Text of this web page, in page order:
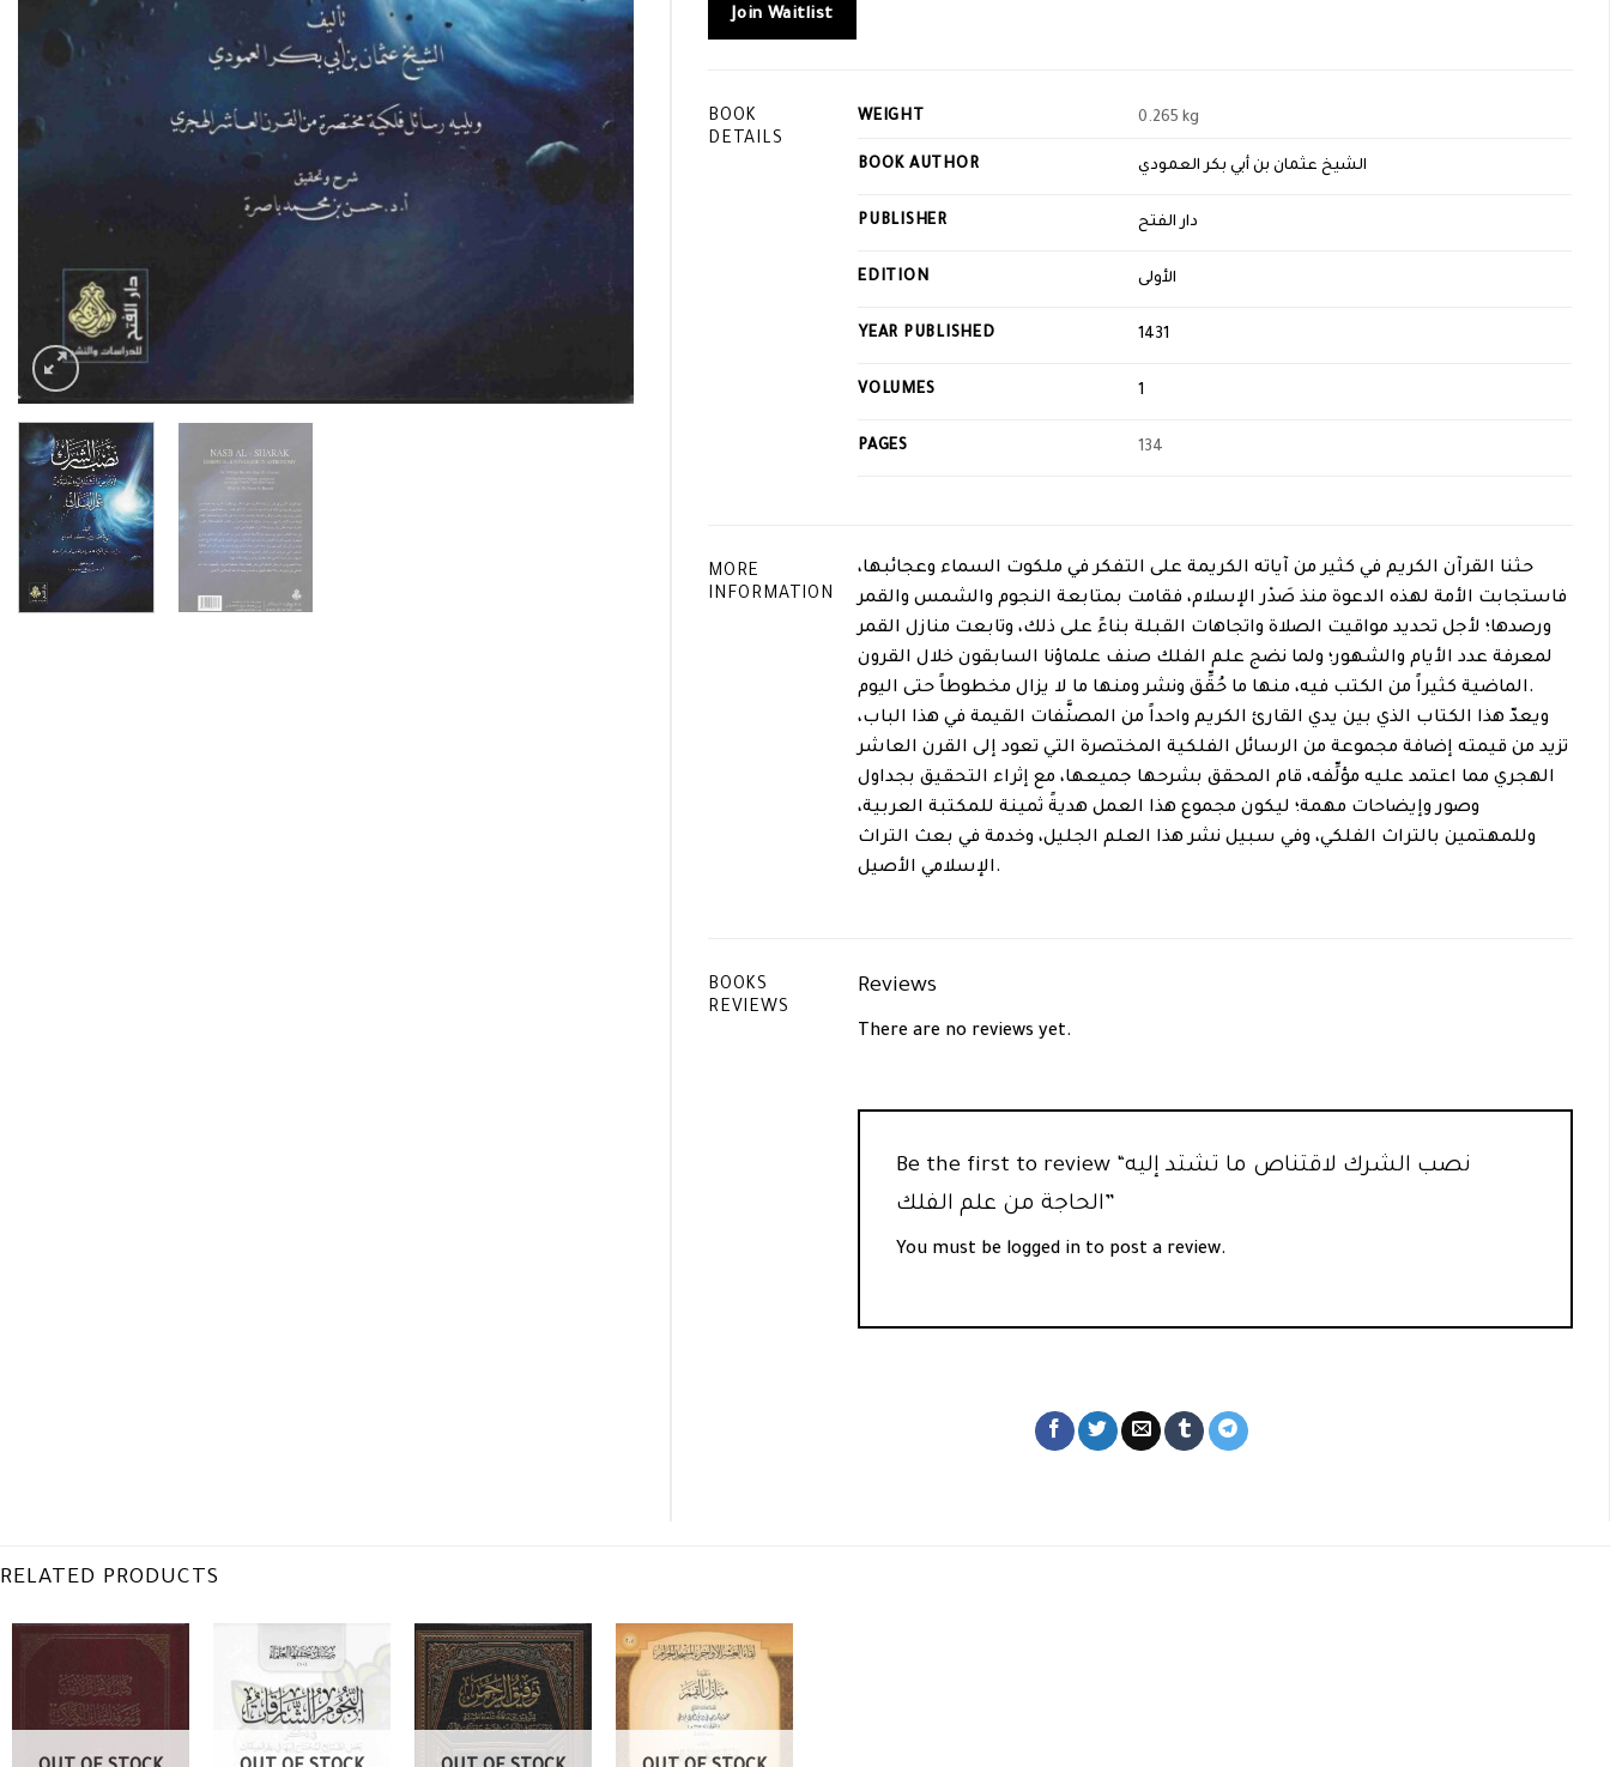
address
to
waitlist
for
Join Waitlist
BOOK
DETAILS
WEIGHT 0.265 kg
BOOK AUTHOR الشيخ عثمان بن أبي بكر العمودي
PUBLISHER دار الفتح
EDITION الأولى
YEAR PUBLISHED 1431
VOLUMES 1
PAGES 134
MORE
INFORMATION
حثنا القرآن الكريم في كثير من آياته الكريمة على التفكر في ملكوت السماء وعجائبها،
فاستجابت الأمة لهذه الدعوة منذ صَدْر الإسلام، فقامت بمتابعة النجوم والشمس والقمر
ورصدها؛ لأجل تحديد مواقيت الصلاة واتجاهات القبلة بناءً على ذلك، وتابعت منازل القمر
لمعرفة عدد الأيام والشهور؛ ولما نضج علم الفلك صنف علماؤنا السابقون خلال القرون
الماضية كثيراً من الكتب فيه، منها ما حُقِّق ونشر ومنها ما لا يزال مخطوطاً حتى اليوم.
ويعدّ هذا الكتاب الذي بين يدي القارئ الكريم واحداً من المصنَّفات القيمة في هذا الباب،
تزيد من قيمته إضافة مجموعة من الرسائل الفلكية المختصرة التي تعود إلى القرن العاشر
الهجري مما اعتمد عليه مؤلِّفه، قام المحقق بشرحها جميعها، مع إثراء التحقيق بجداول
وصور وإيضاحات مهمة؛ ليكون مجموع هذا العمل هديةً ثمينة للمكتبة العربية،
وللمهتمين بالتراث الفلكي، وفي سبيل نشر هذا العلم الجليل، وخدمة في بعث التراث
الإسلامي الأصيل.
BOOKS
REVIEWS
Reviews
There are no reviews yet.
Be the first to review “نصب الشرك لاقتناص ما تشتد إليه
الحاجة من علم الفلك”
You must be logged in to post a review.
RELATED PRODUCTS